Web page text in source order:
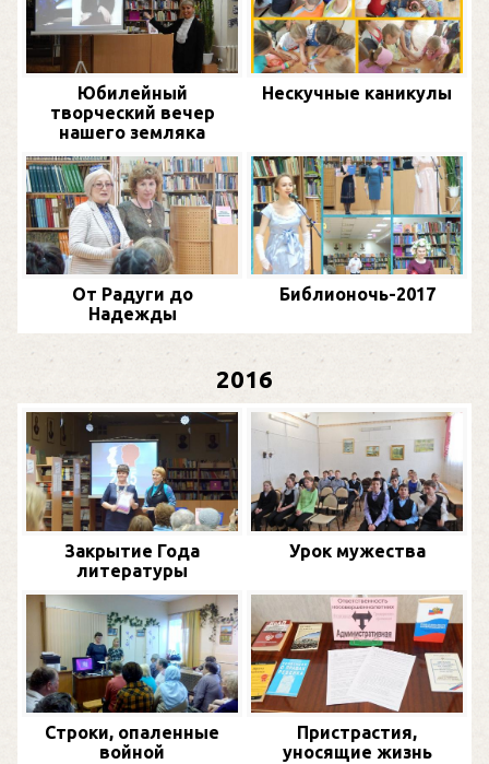
Юбилейный
творческий вечер
нашего земляка
Нескучные каникулы
От Радуги до
Надежды
Библионочь-2017
2016
Закрытие Года
литературы
Урок мужества
Строки, опаленные
войной
Пристрастия,
уносящие жизнь